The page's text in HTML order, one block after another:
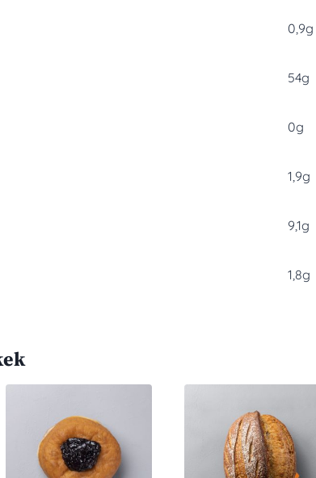
0,9g
54g
0g
1,9g
9,1g
1,8g